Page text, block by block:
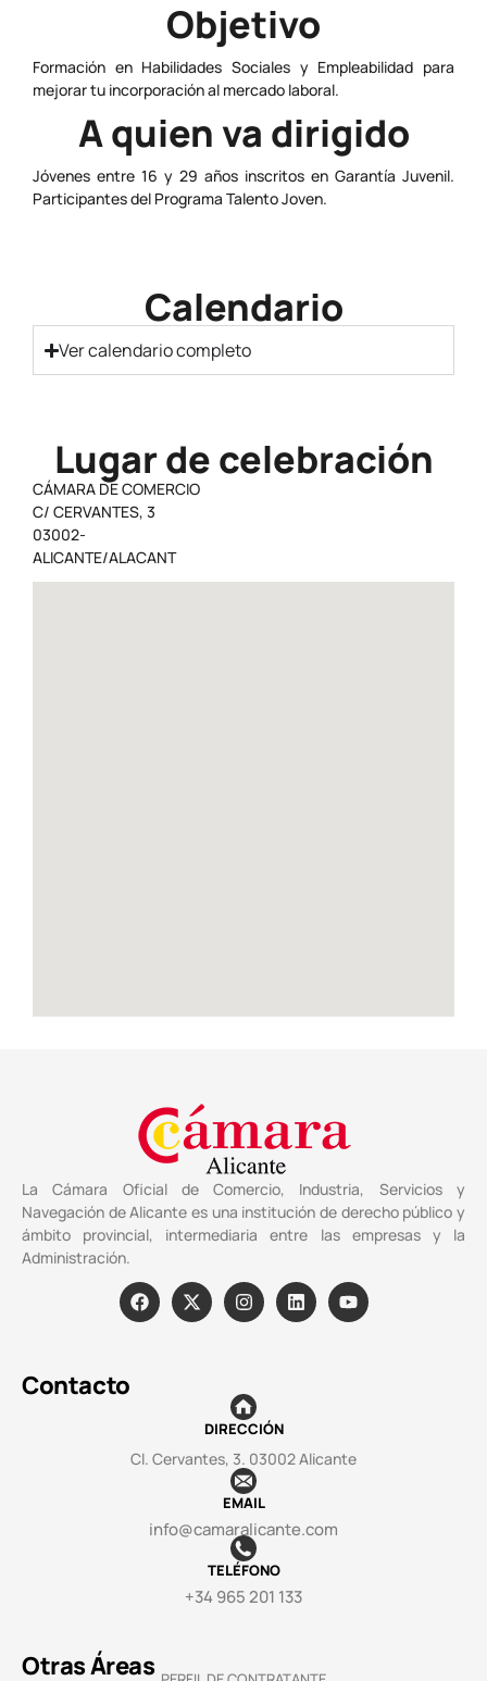
Objetivo
Formación en Habilidades Sociales y Empleabilidad para
mejorar tu incorporación al mercado laboral.
A quien va dirigido
Jóvenes entre 16 y 29 años inscritos en Garantía Juvenil.
Participantes del Programa Talento Joven.
Calendario
Ver calendario completo
Lugar de celebración
CÁMARA DE COMERCIO
C/ CERVANTES, 3
03002-
ALICANTE/ALACANT
La Cámara Oficial de Comercio, Industria, Servicios y
Navegación de Alicante es una institución de derecho público y
ámbito provincial, intermediaria entre las empresas y la
Administración.
Contacto
DIRECCIÓN
Cl. Cervantes, 3. 03002 Alicante
EMAIL
info@camaralicante.com
TELÉFONO
+34 965 201 133
Otras Áreas